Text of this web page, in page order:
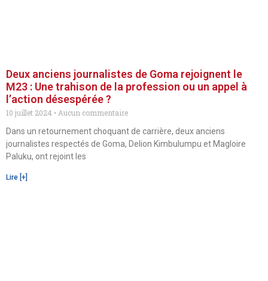
Deux anciens journalistes de Goma rejoignent le
M23 : Une trahison de la profession ou un appel à
l’action désespérée ?
10 juillet 2024
Aucun commentaire
Dans un retournement choquant de carrière, deux anciens
journalistes respectés de Goma, Delion Kimbulumpu et Magloire
Paluku, ont rejoint les
Lire [+]